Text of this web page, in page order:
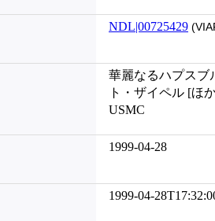
NDL|00725429
華麗なるハプスブ
ト・ザイペル [ほ
USMC
1999-04-28
1999-04-